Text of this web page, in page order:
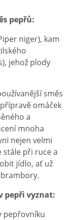
pepřů:
niger), kam
jehož plody
směs
omáček
a
mnoha
nejen velmi
stále při ruce a
jídlo, ať už
pepři vyznat:
pepřovníku